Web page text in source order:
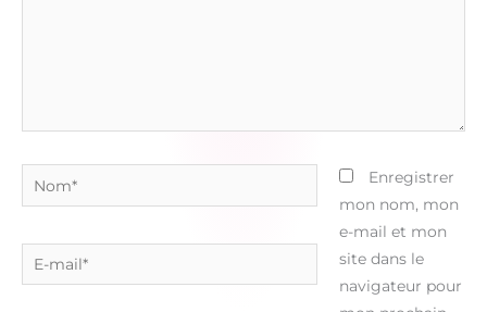
Nom*
E-
mail*
Enregistrer
mon nom, mon
e-mail et mon
site dans le
navigateur pour